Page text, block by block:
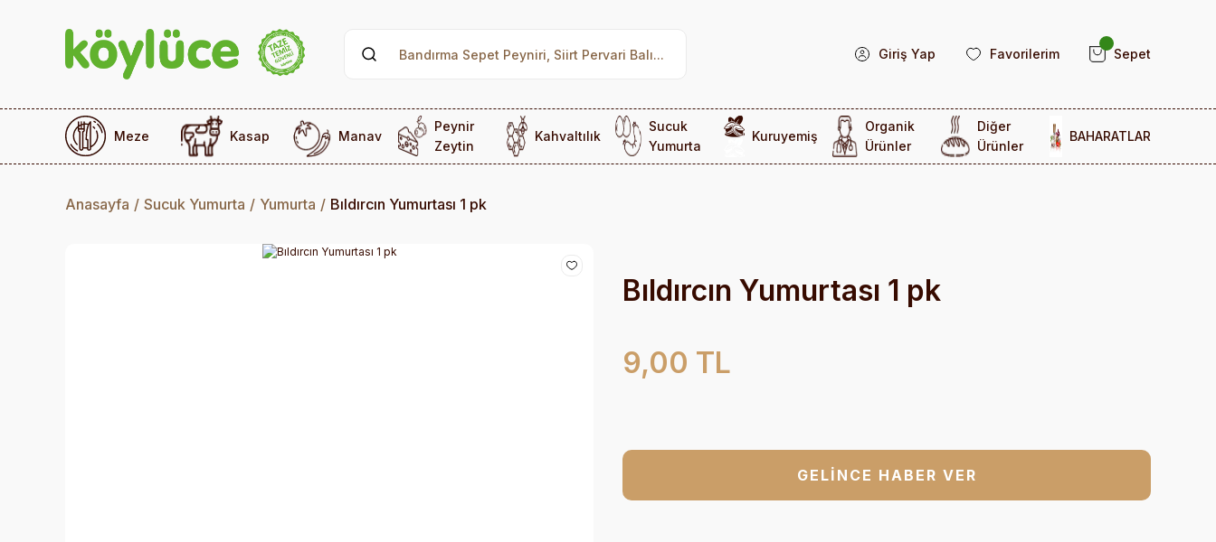
Giriş Yap Favorilerim Sepet
Meze Kasap Manav
Peynir
Zeytin
Kahvaltılık
Sucuk
Yumurta
Kuruyemiş
Organik
Ürünler
Diğer
Ürünler
BAHARATLAR
Anasayfa Sucuk Yumurta Yumurta Bıldırcın Yumurtası 1 pk
Bıldırcın Yumurtası 1 pk
9,00 TL
GELİNCE HABER VER